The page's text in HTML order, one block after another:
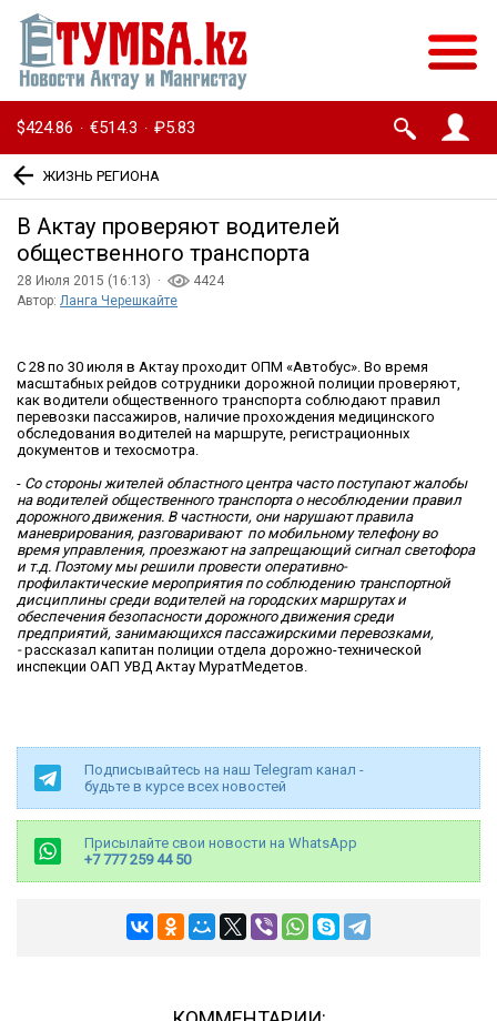
$424.86 · €514.3 · ₽5.83
ЖИЗНЬ РЕГИОНА
В Актау проверяют водителей
общественного транспорта
28 Июля 2015 (16:13) ·
4424
Автор: Ланга Черешкайте
С 28 по 30 июля в Актау проходит ОПМ «Автобус». Во время
масштабных рейдов сотрудники дорожной полиции проверяют,
как водители общественного транспорта соблюдают правил
перевозки пассажиров, наличие прохождения медицинского
обследования водителей на маршруте, регистрационных
документов и техосмотра.
- Со стороны жителей областного центра часто поступают жалобы
на водителей общественного транспорта о несоблюдении правил
дорожного движения. В частности, они нарушают правила
маневрирования, разговаривают по мобильному телефону во
время управления, проезжают на запрещающий сигнал светофора
и т.д. Поэтому мы решили провести оперативно-
профилактические мероприятия по соблюдению транспортной
дисциплины среди водителей на городских маршрутах и
обеспечения безопасности дорожного движения среди
предприятий, занимающихся пассажирскими перевозками,
-рассказал капитан полиции отдела дорожно-технической
инспекции ОАП УВД Актау МуратМедетов.
Подписывайтесь на наш Telegram канал -
будьте в курсе всех новостей
Присылайте свои новости на WhatsApp
+7 777 259 44 50